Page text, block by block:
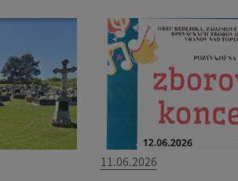
11.06.2026